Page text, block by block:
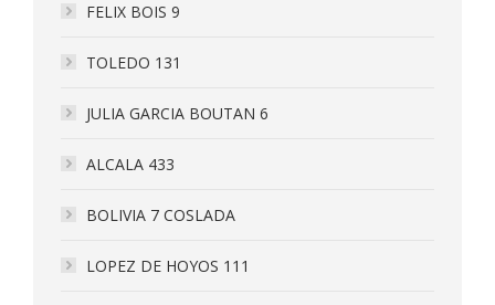
FELIX BOIS 9
TOLEDO 131
JULIA GARCIA BOUTAN 6
ALCALA 433
BOLIVIA 7 COSLADA
LOPEZ DE HOYOS 111